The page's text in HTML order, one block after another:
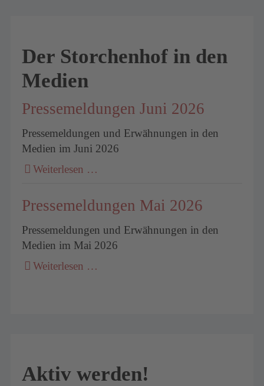
Der Storchenhof in den
Medien
Pressemeldungen Juni 2026
Pressemeldungen und Erwähnungen in den
Medien im Juni 2026
Weiterlesen …
Pressemeldungen Mai 2026
Pressemeldungen und Erwähnungen in den
Medien im Mai 2026
Weiterlesen …
Aktiv werden!